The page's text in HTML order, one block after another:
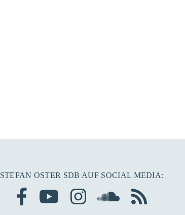
STEFAN OSTER SDB AUF SOCIAL MEDIA: